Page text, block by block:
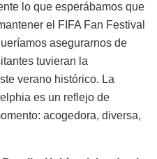
lo que esperábamos que
el FIFA Fan Festival
asegurarnos de
tuvieran la
verano histórico. La
es un reflejo de
acogedora, diversa,